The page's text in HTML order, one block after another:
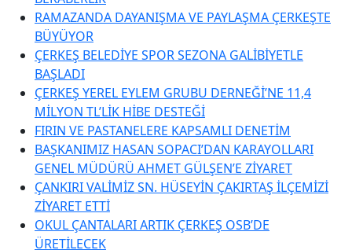
RAMAZANDA DAYANIŞMA VE PAYLAŞMA ÇERKEŞTE
BÜYÜYOR
ÇERKEŞ BELEDİYE SPOR SEZONA GALİBİYETLE
BAŞLADI
ÇERKEŞ YEREL EYLEM GRUBU DERNEĞİ’NE 11,4
MİLYON TL’LİK HİBE DESTEĞİ
FIRIN VE PASTANELERE KAPSAMLI DENETİM
BAŞKANIMIZ HASAN SOPACI’DAN KARAYOLLARI
GENEL MÜDÜRÜ AHMET GÜLŞEN’E ZİYARET
ÇANKIRI VALİMİZ SN. HÜSEYİN ÇAKIRTAŞ İLÇEMİZİ
ZİYARET ETTİ
OKUL ÇANTALARI ARTIK ÇERKEŞ OSB’DE
ÜRETİLECEK